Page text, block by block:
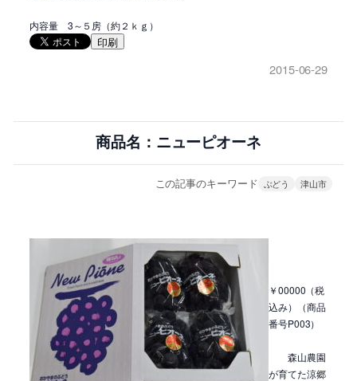
内容量 3～５房（約２ｋｇ）
印刷
2015-06-29
商品名：ニューピオーネ
この記事のキーワード ぶどう 津山市
￥00000（税
込み）（商品
番号P003）
森山農園
が育てた涼郷